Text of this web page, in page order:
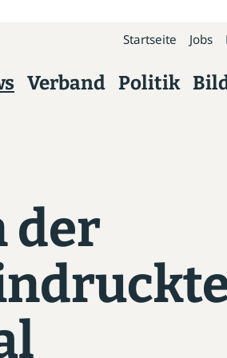
Startseite Jobs
Verband Politik
der